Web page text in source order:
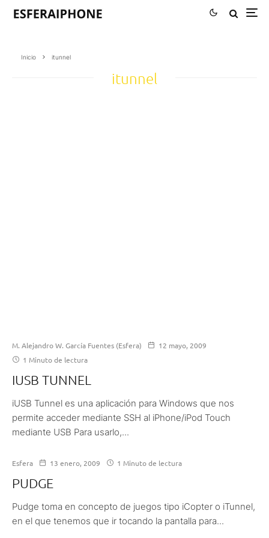
Inicio itunnel
itunnel
M. Alejandro W. García Fuentes (Esfera)
12 mayo, 2009
1 Minuto de lectura
IUSB TUNNEL
iUSB Tunnel es una aplicación para Windows que nos
permite acceder mediante SSH al iPhone/iPod Touch
mediante USB Para usarlo,...
Esfera 13 enero, 2009 1 Minuto de lectura
PUDGE
Pudge toma en concepto de juegos tipo iCopter o iTunnel,
en el que tenemos que ir tocando la pantalla para...